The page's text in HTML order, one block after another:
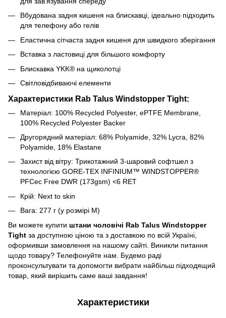
Вбудована задня кишеня на блискавці, ідеально підходить
для телефону або гелів
Еластична сітчаста задня кишеня для швидкого зберігання
Вставка з ластовиці для більшого комфорту
Блискавка YKK® на щиколотці
Світловідбиваючі елементи
Характеристики Rab Talus Windstopper Tight:
Матеріал: 100% Recycled Polyester, ePTFE Membrane,
100% Recycled Polyester Backer
Другорядний матеріал: 68% Polyamide, 32% Lycra, 82%
Polyamide, 18% Elastane
Захист від вітру: Трикотажний 3-шаровий софтшел з
технологією GORE-TEX INFINIUM™ WINDSTOPPER®
PFCec Free DWR (173gsm) <6 RET
Крій: Next to skin
Вага: 277 г (у розмірі M)
Ви можете купити штани чоловічі Rab Talus Windstopper
Tight за доступною ціною та з доставкою по всій Україні,
оформивши замовлення на нашому сайті. Виникли питання
щодо товару? Телефонуйте нам. Будемо раді
проконсультувати та допомогти вибрати найбільш підходящий
товар, який вирішить саме ваші завдання!
Характеристики